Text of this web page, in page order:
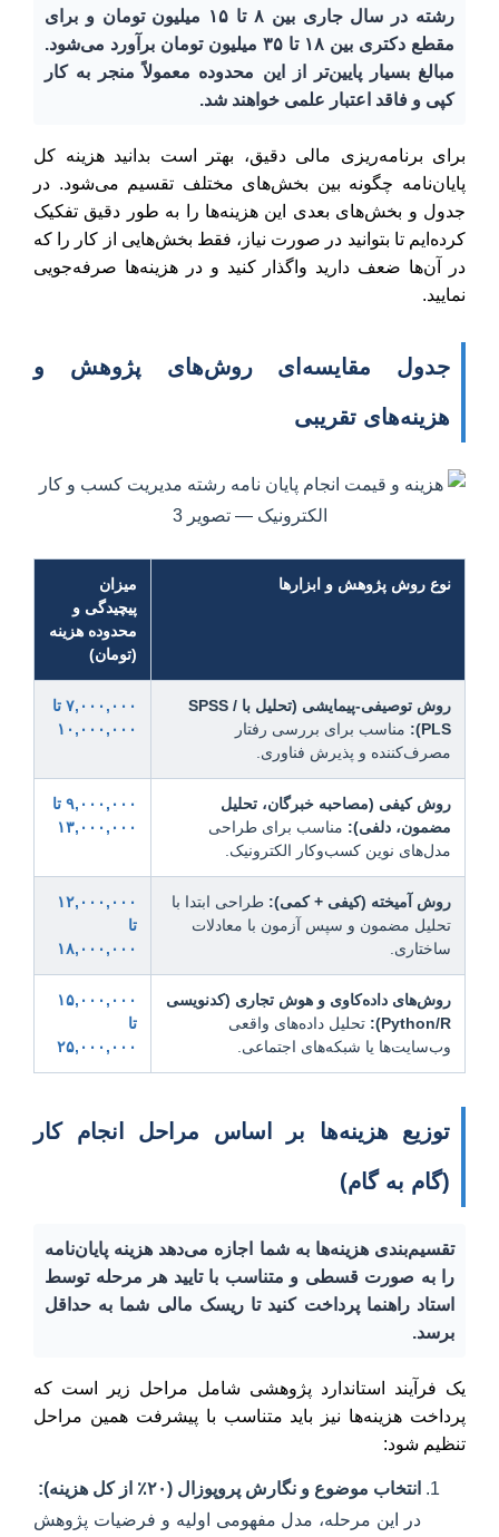
رشته در سال جاری بین ۸ تا ۱۵ میلیون تومان و برای
مقطع دکتری بین ۱۸ تا ۳۵ میلیون تومان برآورد می‌شود.
مبالغ بسیار پایین‌تر از این محدوده معمولاً منجر به کار
کپی و فاقد اعتبار علمی خواهند شد.
برای برنامه‌ریزی مالی دقیق، بهتر است بدانید هزینه کل
پایان‌نامه چگونه بین بخش‌های مختلف تقسیم می‌شود. در
جدول و بخش‌های بعدی این هزینه‌ها را به طور دقیق تفکیک
کرده‌ایم تا بتوانید در صورت نیاز، فقط بخش‌هایی از کار را که
در آن‌ها ضعف دارید واگذار کنید و در هزینه‌ها صرفه‌جویی
نمایید.
جدول مقایسه‌ای روش‌های پژوهش و
هزینه‌های تقریبی
نوع روش پژوهش و ابزارها
میزان
پیچیدگی و
محدوده هزینه
(تومان)
روش توصیفی-پیمایشی (تحلیل با SPSS /
PLS):
مناسب برای بررسی رفتار
مصرف‌کننده و پذیرش فناوری.
۷,۰۰۰,۰۰۰ تا
۱۰,۰۰۰,۰۰۰
روش کیفی (مصاحبه خبرگان، تحلیل
مضمون، دلفی): مناسب برای طراحی
مدل‌های نوین کسب‌وکار الکترونیک.
۹,۰۰۰,۰۰۰ تا
۱۳,۰۰۰,۰۰۰
روش آمیخته (کیفی + کمی): طراحی ابتدا با
تحلیل مضمون و سپس آزمون با معادلات
ساختاری.
۱۲,۰۰۰,۰۰۰
تا
۱۸,۰۰۰,۰۰۰
روش‌های داده‌کاوی و هوش تجاری (کدنویسی
Python/R):
تحلیل داده‌های واقعی
وب‌سایت‌ها یا شبکه‌های اجتماعی.
۱۵,۰۰۰,۰۰۰
تا
۲۵,۰۰۰,۰۰۰
توزیع هزینه‌ها بر اساس مراحل انجام کار
(گام به گام)
تقسیم‌بندی هزینه‌ها به شما اجازه می‌دهد هزینه پایان‌نامه
را به صورت قسطی و متناسب با تایید هر مرحله توسط
استاد راهنما پرداخت کنید تا ریسک مالی شما به حداقل
برسد.
یک فرآیند استاندارد پژوهشی شامل مراحل زیر است که
پرداخت هزینه‌ها نیز باید متناسب با پیشرفت همین مراحل
تنظیم شود:
انتخاب موضوع و نگارش پروپوزال (۲۰٪ از کل هزینه):
در این مرحله، مدل مفهومی اولیه و فرضیات پژوهش